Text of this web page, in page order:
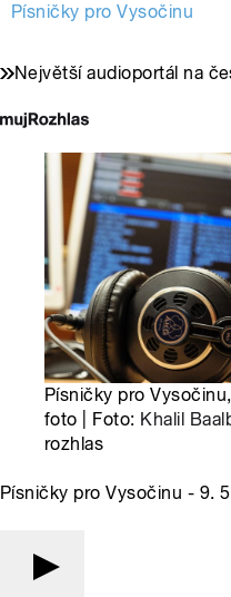
Písničky pro Vysočinu
Největší audioportál na
Písničky pro
foto | Foto: Khalil
rozhlas
Písničky pro Vysočinu - 9.